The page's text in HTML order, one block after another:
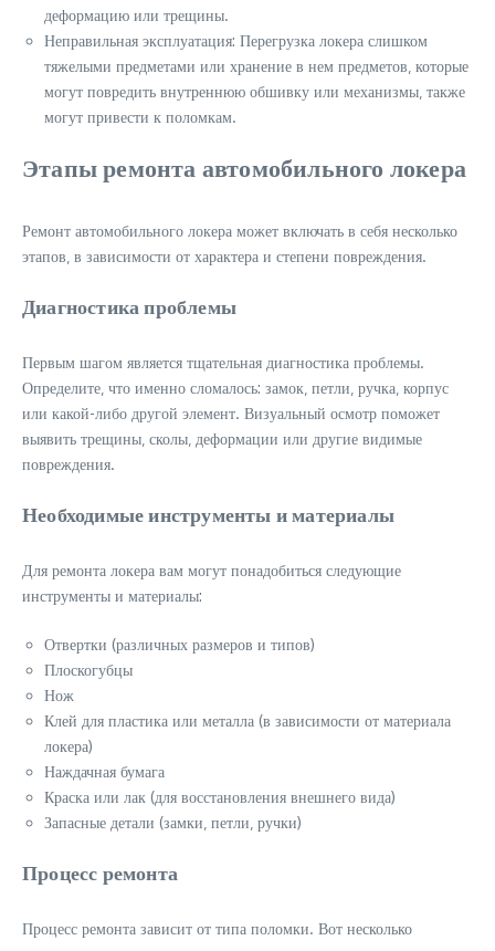
деформацию или трещины.
Неправильная эксплуатация: Перегрузка локера слишком
тяжелыми предметами или хранение в нем предметов‚ которые
могут повредить внутреннюю обшивку или механизмы‚ также
могут привести к поломкам.
Этапы ремонта автомобильного локера
Ремонт автомобильного локера может включать в себя несколько
этапов‚ в зависимости от характера и степени повреждения.
Диагностика проблемы
Первым шагом является тщательная диагностика проблемы.
Определите‚ что именно сломалось: замок‚ петли‚ ручка‚ корпус
или какой-либо другой элемент. Визуальный осмотр поможет
выявить трещины‚ сколы‚ деформации или другие видимые
повреждения.
Необходимые инструменты и материалы
Для ремонта локера вам могут понадобиться следующие
инструменты и материалы:
Отвертки (различных размеров и типов)
Плоскогубцы
Нож
Клей для пластика или металла (в зависимости от материала
локера)
Наждачная бумага
Краска или лак (для восстановления внешнего вида)
Запасные детали (замки‚ петли‚ ручки)
Процесс ремонта
Процесс ремонта зависит от типа поломки. Вот несколько